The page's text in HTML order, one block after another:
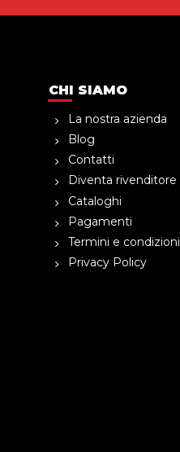
CHI SIAMO
La nostra azienda
Blog
Contatti
Diventa rivenditore
Cataloghi
Pagamenti
Termini e condizioni
Privacy Policy